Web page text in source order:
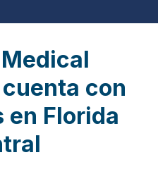
con
en Florida